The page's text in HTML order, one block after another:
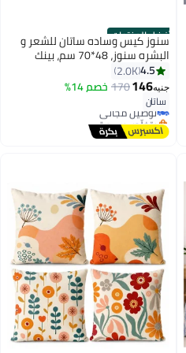
أفضل المنتجات
18
سنوز كيس وساده ساتان للشعر و
البشره سنوز، 48*70 سم، بينك
4.5
2.0K
جنيه146
170 خصم 14%
ساتان
#3 في أغطية مخدات
أقل سعر في 7 يوم
توصيل مجاني
بتخلّص بسرعة
#3 في أغطية مخدات